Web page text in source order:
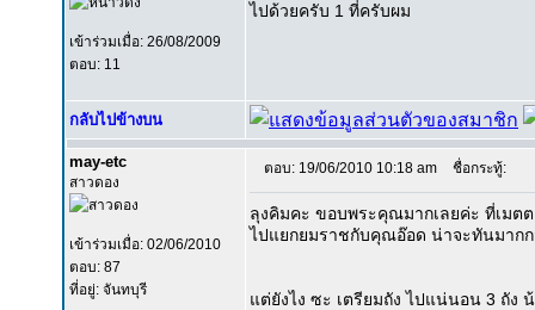
เข้าร่วมเมื่อ: 26/08/2009
ตอบ: 11
ไปด้วยครับ 1 ที่ครับผม
กลับไปข้างบน
may-etc
สาวดอง
เข้าร่วมเมื่อ: 02/06/2010
ตอบ: 87
ที่อยู่: จันทบุรี
ตอบ: 19/06/2010 10:18 am ชื่อกระทู้:
ลุงคิมคะ ขอบพระคุณมากเลยค่ะ ที่เมต
ไปแยกยมราชกับคุณอ๊อด น่าจะทันมาก
แต่ยังไง ซะ เตรียมถัง ไปแน่นอน 3 ถัง